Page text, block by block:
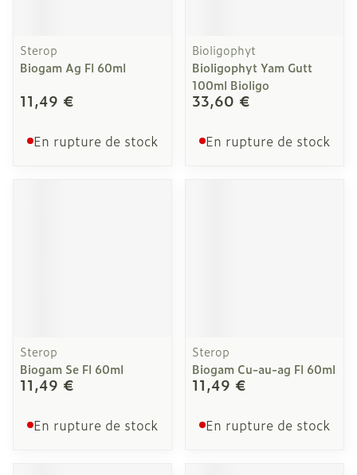
Sterop
Biogam Ag Fl 60ml
11,49 €
En rupture de stock
Bioligophyt
Bioligophyt Yam Gutt
100ml Bioligo
33,60 €
En rupture de stock
Sterop
Biogam Se Fl 60ml
11,49 €
En rupture de stock
Sterop
Biogam Cu-au-ag Fl 60ml
11,49 €
En rupture de stock